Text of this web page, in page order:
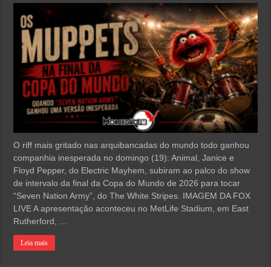
O riff mais gritado nas arquibancadas do mundo todo ganhou
companhia inesperada no domingo (19): Animal, Janice e
Floyd Pepper, do Electric Mayhem, subiram ao palco do show
de intervalo da final da Copa do Mundo de 2026 para tocar
“Seven Nation Army”, do The White Stripes. IMAGEM DA FOX
LIVE A apresentação aconteceu no MetLife Stadium, em East
Rutherford, …
Leia mais